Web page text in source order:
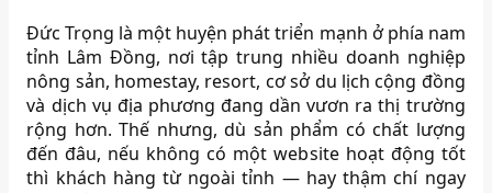
Đức Trọng là một huyện phát triển mạnh ở phía nam
tỉnh Lâm Đồng, nơi tập trung nhiều doanh nghiệp
nông sản, homestay, resort, cơ sở du lịch cộng đồng
và dịch vụ địa phương đang dần vươn ra thị trường
rộng hơn. Thế nhưng, dù sản phẩm có chất lượng
đến đâu, nếu không có một website hoạt động tốt
thì khách hàng từ ngoài tỉnh — hay thậm chí ngay